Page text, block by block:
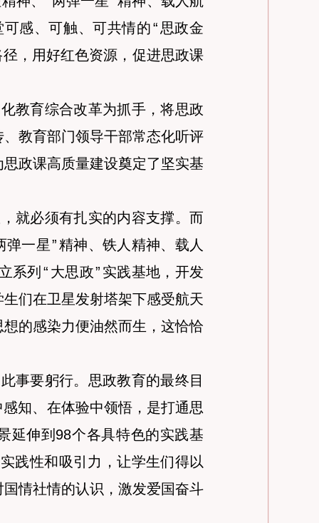
感、可触、可共情的“ 思政金
，用好红色资源，促进思政课
教育综合改革为抓手，将思政
教育部门领导干部常态化听评
政课高质量建设奠定了坚实基
就必须有扎实的内容支撑。而
弹一星”精神、铁人精神、载人
系列 “ 大思政” 实践基地，开发
们在卫星发射塔架下感受航天
的感染力便油然而生，这恰恰
事要躬行。思政教育的最终目
知、在体验中领悟，是打通思
延伸到98个各具特色的实践基
践性和吸引力，让学生们得以
情社情的认识，激发爱国奋斗